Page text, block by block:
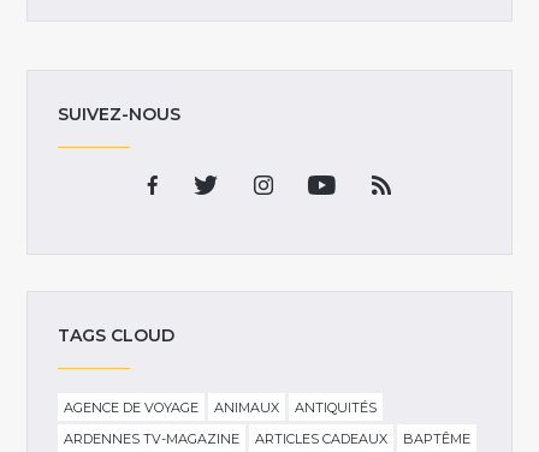
SUIVEZ-NOUS
TAGS CLOUD
AGENCE DE VOYAGE ANIMAUX
ANTIQUITÉS
ARDENNES TV-MAGAZINE
ARTICLES CADEAUX
BAPTÊME